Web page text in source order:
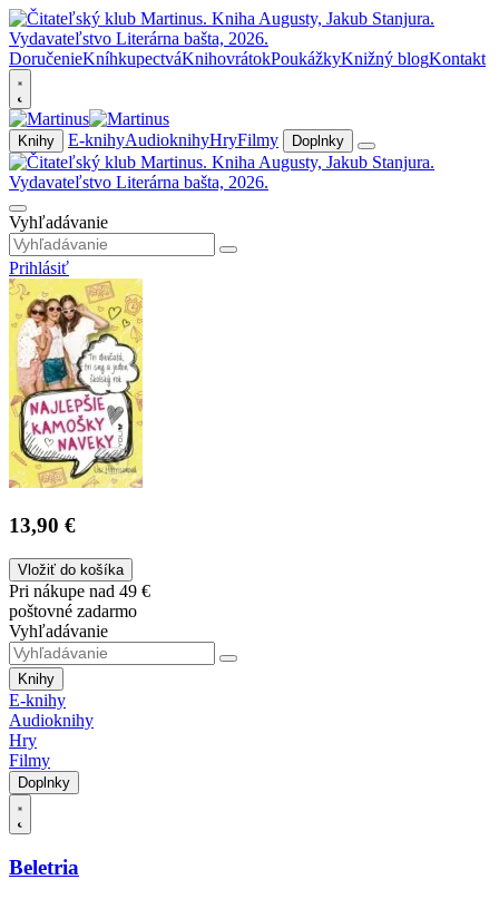
DoručenieKníhkupectváKnihovrátokPoukážkyKnižný blogKontakt
Knihy E-knihyAudioknihyHryFilmy Doplnky
Vyhľadávanie
Prihlásiť
13,90 €
Vložiť do košíka
Pri nákupe nad 49 €
poštovné zadarmo
Vyhľadávanie
Knihy
E-knihy
Audioknihy
Hry
Filmy
Doplnky
Beletria